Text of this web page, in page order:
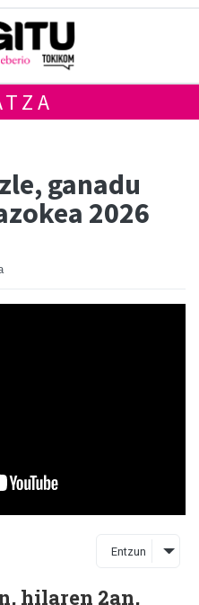
ganadu
2026
Entzun
hilaren 2an,